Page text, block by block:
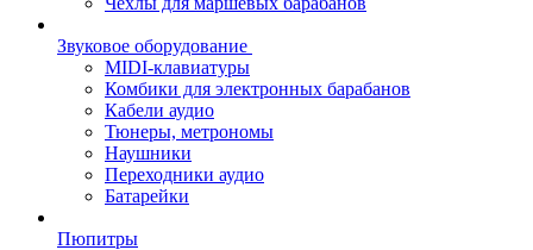
Звуковое оборудование
MIDI-клавиатуры
Комбики для электронных барабанов
Кабели аудио
Тюнеры, метрономы
Наушники
Переходники аудио
Батарейки
Пюпитры